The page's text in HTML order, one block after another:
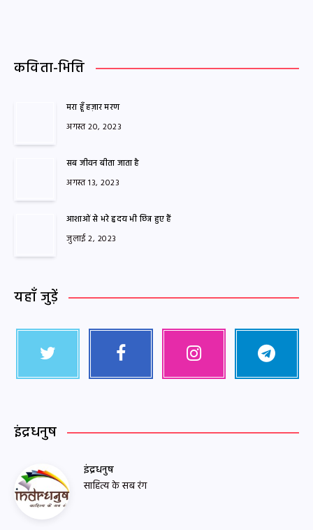
कविता-भित्ति
मरा हूँ हज़ार मरण
अगस्त 20, 2023
सब जीवन बीता जाता है
अगस्त 13, 2023
आशाओं से भरे हृदय भी छिन्न हुए हैं
जुलाई 2, 2023
यहाँ जुड़ें
इंद्रधनुष
इंद्रधनुष
साहित्य के सब रंग